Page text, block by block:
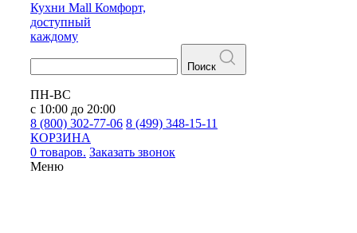
Кухни Mall Комфорт,
доступный
каждому
Поиск
ПН-ВС
с 10:00 до 20:00
8 (800) 302-77-06 8 (499) 348-15-11
КОРЗИНА
0 товаров. Заказать звонок
Меню